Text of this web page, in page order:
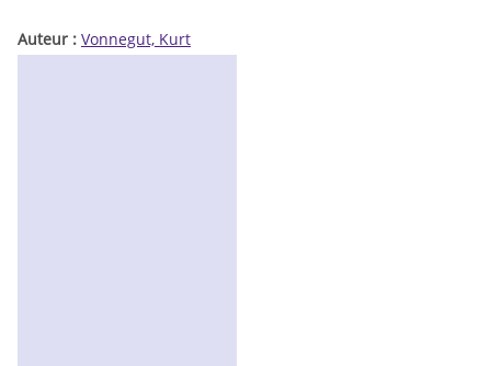
Auteur : Vonnegut, Kurt